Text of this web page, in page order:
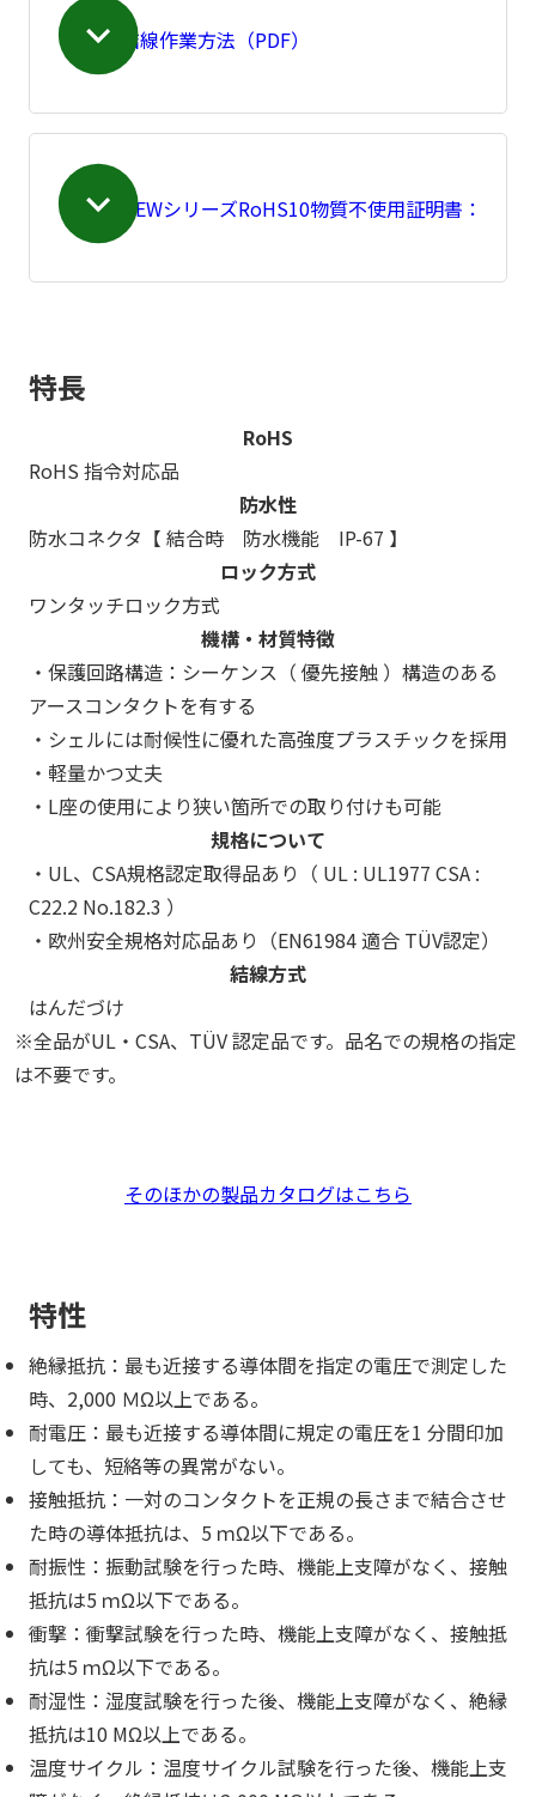
結線作業方法（PDF）
NEWシリーズRoHS10物質不使用証明書：
特長
RoHS
RoHS 指令対応品
防水性
防水コネクタ【 結合時 防水機能 IP-67 】
ロック方式
ワンタッチロック方式
機構・材質特徴
・保護回路構造：シーケンス（ 優先接触 ）構造のある
アースコンタクトを有する
・シェルには耐候性に優れた高強度プラスチックを採用
・軽量かつ丈夫
・L座の使用により狭い箇所での取り付けも可能
規格について
・UL、CSA規格認定取得品あり（ UL : UL1977 CSA :
C22.2 No.182.3 ）
・欧州安全規格対応品あり（EN61984 適合 TÜV認定）
結線方式
はんだづけ
※全品がUL・CSA、TÜV 認定品です。品名での規格の指定
は不要です。
そのほかの製品カタログはこちら
特性
絶縁抵抗：最も近接する導体間を指定の電圧で測定した
時、2,000 ＭΩ以上である。
耐電圧：最も近接する導体間に規定の電圧を1 分間印加
しても、短絡等の異常がない。
接触抵抗：一対のコンタクトを正規の長さまで結合させ
た時の導体抵抗は、5 ｍΩ以下である。
耐振性：振動試験を行った時、機能上支障がなく、接触
抵抗は5 ｍΩ以下である。
衝撃：衝撃試験を行った時、機能上支障がなく、接触抵
抗は5 ｍΩ以下である。
耐湿性：湿度試験を行った後、機能上支障がなく、絶縁
抵抗は10 MΩ以上である。
温度サイクル：温度サイクル試験を行った後、機能上支